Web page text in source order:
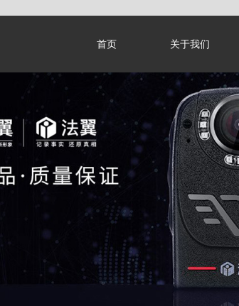
首页 关于我们